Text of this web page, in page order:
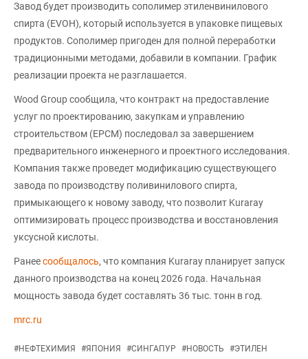
Завод будет производить сополимер этиленвинилового
спирта (EVOH), который используется в упаковке пищевых
продуктов. Сополимер пригоден для полной переработки
традиционными методами, добавили в компании. График
реализации проекта не разглашается.
Wood Group сообщила, что контракт на предоставление
услуг по проектированию, закупкам и управлению
строительством (EPCM) последовал за завершением
предварительного инженерного и проектного исследования.
Компания также проведет модификацию существующего
завода по производству поливинилового спирта,
примыкающего к новому заводу, что позволит Kuraray
оптимизировать процесс производства и восстановления
уксусной кислоты.
Ранеесообщалось, что компания Kuraray планирует запуск
данного производства на конец 2026 года. Начальная
мощность завода будет составлять 36 тыс. тонн в год.
mrc.ru
#НЕФТЕХИМИЯ #ЯПОНИЯ #СИНГАПУР #НОВОСТЬ #ЭТИЛЕН